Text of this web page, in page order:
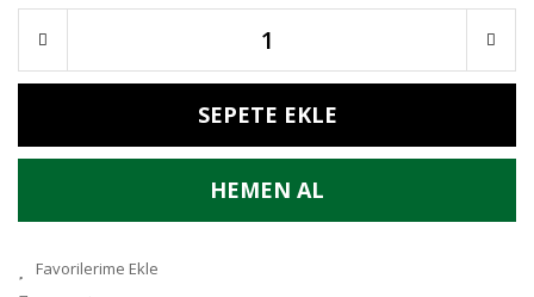
SEPETE EKLE
HEMEN AL